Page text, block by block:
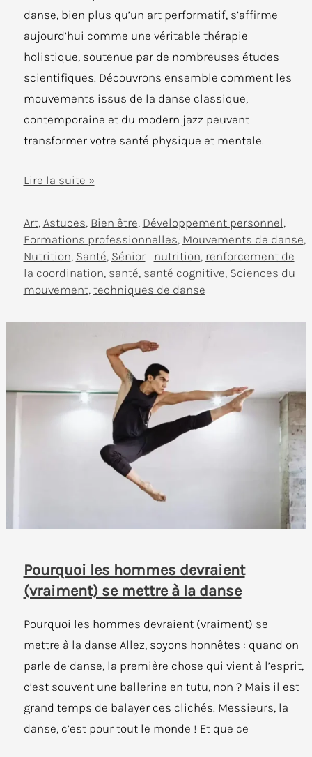
danse, bien plus qu’un art performatif, s’affirme
aujourd’hui comme une véritable thérapie
holistique, soutenue par de nombreuses études
scientifiques. Découvrons ensemble comment les
mouvements issus de la danse classique,
contemporaine et du modern jazz peuvent
transformer votre santé physique et mentale.
Danse
Lire la suite »
Art, Astuces, Bien être, Développement personnel,
Formations professionnelles, Mouvements de danse,
Nutrition, Santé, Sénior nutrition, renforcement de
la coordination, santé, santé cognitive, Sciences du
mouvement, techniques de danse
Pourquoi les hommes devraient
(vraiment) se mettre à la danse
Pourquoi les hommes devraient (vraiment) se
mettre à la danse Allez, soyons honnêtes : quand on
parle de danse, la première chose qui vient à l’esprit,
c’est souvent une ballerine en tutu, non ? Mais il est
grand temps de balayer ces clichés. Messieurs, la
danse, c’est pour tout le monde ! Et que ce